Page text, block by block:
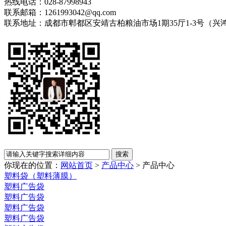
热线电话：028-87998943
联系邮箱：1261993042@qq.com
联系地址：成都市郫都区安靖古柏粮油市场1期35厅1-3号（兴
你现在的位置： 网站首页 > 产品中心 > 产品中心
塑料袋（塑料薄膜）
塑料广告袋
塑料广告袋
塑料广告袋
塑料广告袋